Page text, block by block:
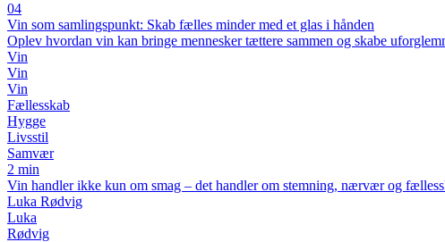
04
Vin som samlingspunkt: Skab fælles minder med et glas i hånden
Oplev hvordan vin kan bringe mennesker tættere sammen og skabe
Vin
Vin
Vin
Fællesskab
Hygge
Livsstil
Samvær
2 min
Vin handler ikke kun om smag – det handler om stemning, nærvær og
Luka Rødvig
Luka
Rødvig